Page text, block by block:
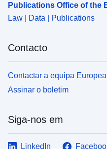
Publications Office of the
Law | Data | Publications
Contacto
Contactar a equipa
Assinar o boletim
Siga-nos em
LinkedIn